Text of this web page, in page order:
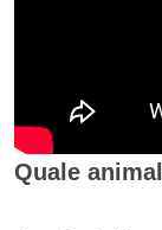
Quale